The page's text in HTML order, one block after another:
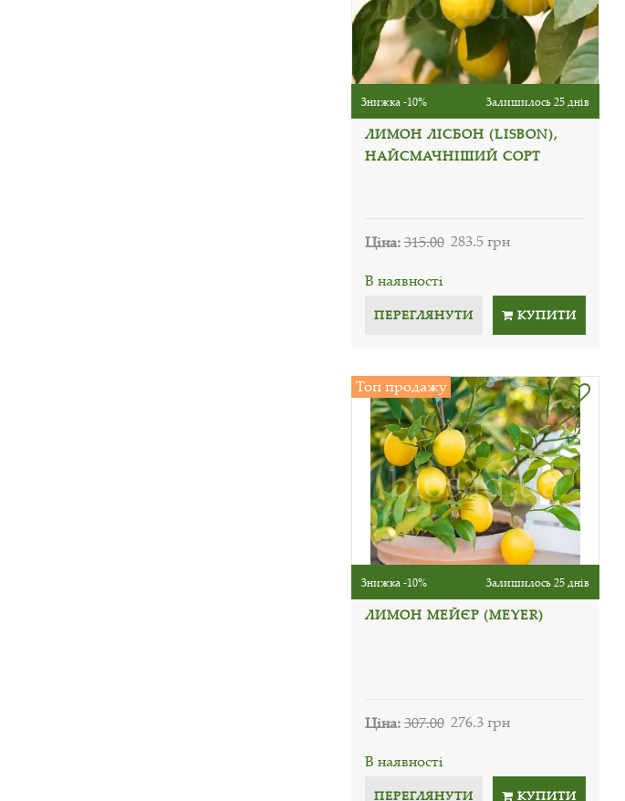
Знижка -10% Залишилось 25 днів
ЛИМОН ЛІСБОН (LISBON),
НАЙСМАЧНІШИЙ СОРТ
Ціна:315.00 283.5 грн
В наявності
ПЕРЕГЛЯНУТИ КУПИТИ
Топ продажу
Знижка -10% Залишилось 25 днів
ЛИМОН МЕЙЄР (MEYER)
Ціна:307.00 276.3 грн
В наявності
ПЕРЕГЛЯНУТИ КУПИТИ